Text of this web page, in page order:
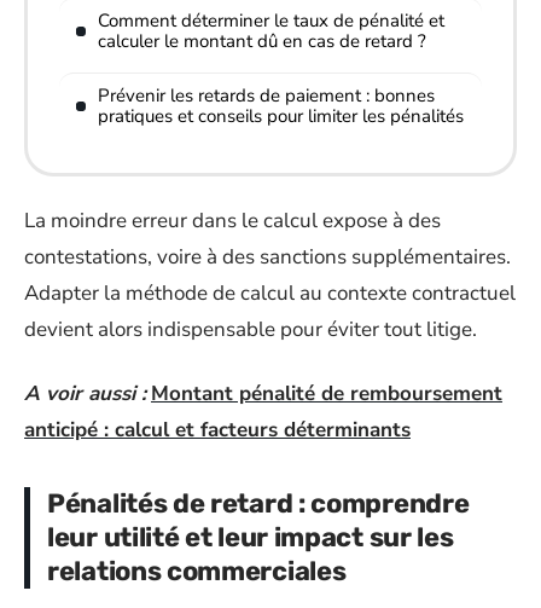
Comment déterminer le taux de pénalité et
calculer le montant dû en cas de retard ?
Prévenir les retards de paiement : bonnes
pratiques et conseils pour limiter les pénalités
La moindre erreur dans le calcul expose à des
contestations, voire à des sanctions supplémentaires.
Adapter la méthode de calcul au contexte contractuel
devient alors indispensable pour éviter tout litige.
A voir aussi : Montant pénalité de remboursement
anticipé : calcul et facteurs déterminants
Pénalités de retard : comprendre
leur utilité et leur impact sur les
relations commerciales